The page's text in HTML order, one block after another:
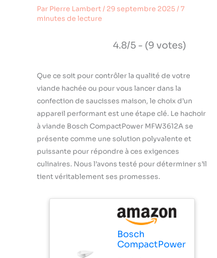
Par Pierre Lambert/ 29 septembre 2025 /7
minutes de lecture
4.8/5 - (9 votes)
Que ce soit pour contrôler la qualité de votre
viande hachée ou pour vous lancer dans la
confection de saucisses maison, le choix d’un
appareil performant est une étape clé. Le hachoir
à viande Bosch CompactPower MFW3612A se
présente comme une solution polyvalente et
puissante pour répondre à ces exigences
culinaires. Nous l’avons testé pour déterminer s’il
tient véritablement ses promesses.
Bosch
CompactPower